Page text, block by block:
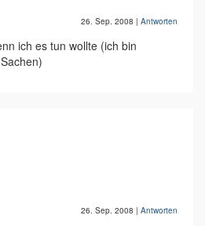
26. Sep. 2008 | Antworten
ich es tun wollte (ich bin
26. Sep. 2008 | Antworten